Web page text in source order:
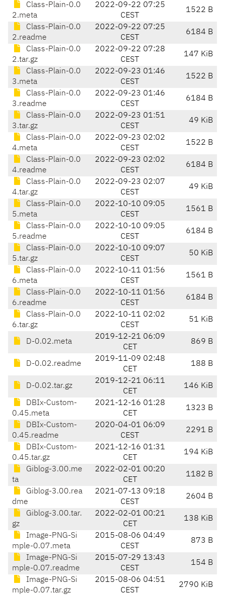
Class-Plain-0.0
2.meta
2022-09-22 07:25
CEST
1522 B
Class-Plain-0.0
2.readme
2022-09-22 07:25
CEST
6184 B
Class-Plain-0.0
2.tar.gz
2022-09-22 07:28
CEST
147 KiB
Class-Plain-0.0
3.meta
2022-09-23 01:46
CEST
1522 B
Class-Plain-0.0
3.readme
2022-09-23 01:46
CEST
6184 B
Class-Plain-0.0
3.tar.gz
2022-09-23 01:51
CEST
49 KiB
Class-Plain-0.0
4.meta
2022-09-23 02:02
CEST
1522 B
Class-Plain-0.0
4.readme
2022-09-23 02:02
CEST
6184 B
Class-Plain-0.0
4.tar.gz
2022-09-23 02:07
CEST
49 KiB
Class-Plain-0.0
5.meta
2022-10-10 09:05
CEST
1561 B
Class-Plain-0.0
5.readme
2022-10-10 09:05
CEST
6184 B
Class-Plain-0.0
5.tar.gz
2022-10-10 09:07
CEST
50 KiB
Class-Plain-0.0
6.meta
2022-10-11 01:56
CEST
1561 B
Class-Plain-0.0
6.readme
2022-10-11 01:56
CEST
6184 B
Class-Plain-0.0
6.tar.gz
2022-10-11 02:02
CEST
51 KiB
D-0.02.meta
2019-12-21 06:09
CET
869 B
D-0.02.readme
2019-11-09 02:48
CET
188 B
D-0.02.tar.gz
2019-12-21 06:11
CET
146 KiB
DBIx-Custom-
0.45.meta
2021-12-16 01:28
CET
1323 B
DBIx-Custom-
0.45.readme
2020-04-01 06:09
CEST
2291 B
DBIx-Custom-
0.45.tar.gz
2021-12-16 01:31
CET
194 KiB
Giblog-3.00.me
ta
2022-02-01 00:20
CET
1182 B
Giblog-3.00.rea
dme
2021-07-13 09:18
CEST
2604 B
Giblog-3.00.tar.
gz
2022-02-01 00:21
CET
138 KiB
Image-PNG-Si
mple-0.07.meta
2015-08-06 04:49
CEST
873 B
Image-PNG-Si
mple-0.07.readme
2015-07-29 13:43
CEST
154 B
Image-PNG-Si
mple-0.07.tar.gz
2015-08-06 04:51
CEST
2790 KiB